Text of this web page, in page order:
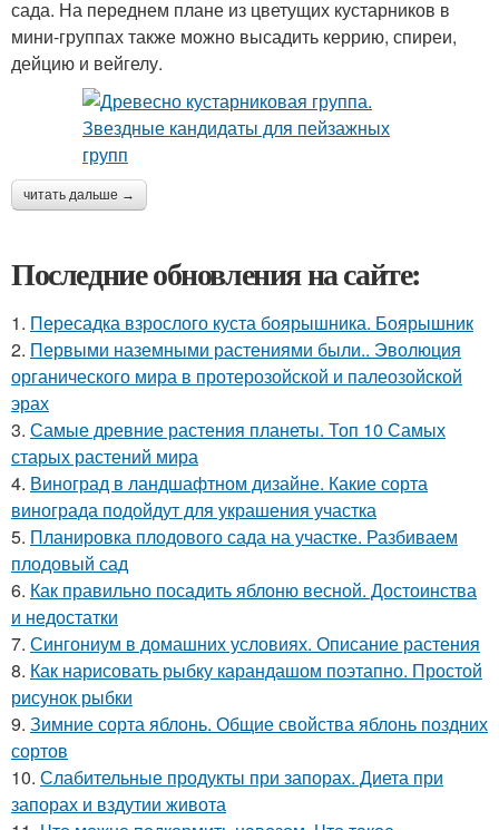
сада. На переднем плане из цветущих кустарников в
мини-группах также можно высадить керрию, спиреи,
дейцию и вейгелу.
читать дальше →
Последние обновления на сайте:
1. Пересадка взрослого куста боярышника. Боярышник
2. Первыми наземными растениями были.. Эволюция
органического мира в протерозойской и палеозойской
эрах
3. Самые древние растения планеты. Топ 10 Самых
старых растений мира
4. Виноград в ландшафтном дизайне. Какие сорта
винограда подойдут для украшения участка
5. Планировка плодового сада на участке. Разбиваем
плодовый сад
6. Как правильно посадить яблоню весной. Достоинства
и недостатки
7. Сингониум в домашних условиях. Описание растения
8. Как нарисовать рыбку карандашом поэтапно. Простой
рисунок рыбки
9. Зимние сорта яблонь. Общие свойства яблонь поздних
сортов
10. Слабительные продукты при запорах. Диета при
запорах и вздутии живота